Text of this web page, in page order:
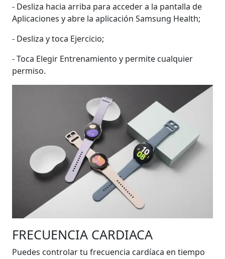
- Desliza hacia arriba para acceder a la pantalla de
Aplicaciones y abre la aplicación Samsung Health;
- Desliza y toca Ejercicio;
- Toca Elegir Entrenamiento y permite cualquier
permiso.
FRECUENCIA CARDIACA
Puedes controlar tu frecuencia cardíaca en tiempo